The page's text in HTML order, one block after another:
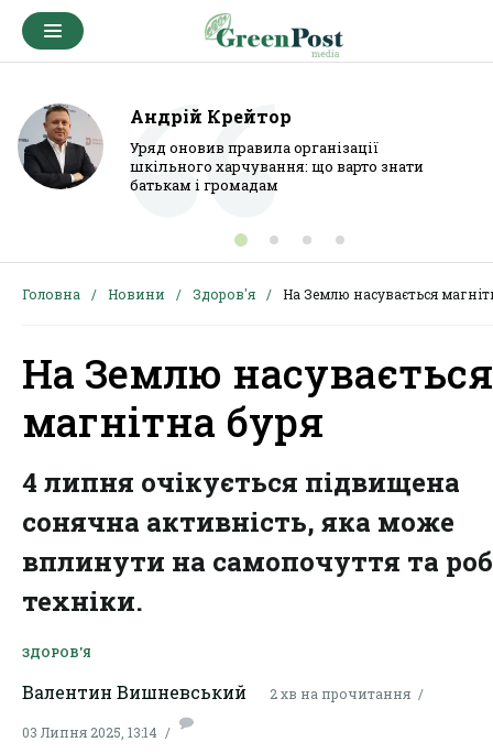
Андрій Крейтор
Уряд оновив правила організації
шкільного харчування: що варто знати
батькам і громадам
Головна Новини Здоров'я На Землю насувається
На Землю насувається
магнітна буря
4 липня очікується підвищена
сонячна активність, яка може
вплинути на самопочуття та
техніки.
ЗДОРОВ'Я
Валентин Вишневський 2 хв на прочитання
03 Липня 2025, 13:14